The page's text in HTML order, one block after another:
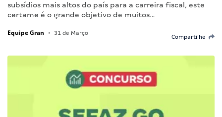
subsídios mais altos do país para a carreira fiscal, este
certame é o grande objetivo de muitos…
Equipe Gran • 31 de Março
Compartilhe